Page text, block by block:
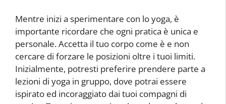
Mentre inizi a sperimentare con lo yoga, è
importante ricordare che ogni pratica è unica e
personale. Accetta il tuo corpo come è e non
cercare di forzare le posizioni oltre i tuoi limiti.
Inizialmente, potresti preferire prendere parte a
lezioni di yoga in gruppo, dove potrai essere
ispirato ed incoraggiato dai tuoi compagni di